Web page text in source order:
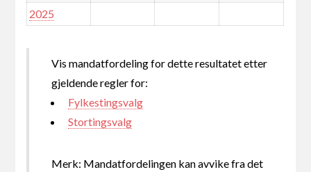
2025
Vis mandatfordeling for dette resultatet etter
gjeldende regler for:
Fylkestingsvalg
Stortingsvalg
Merk: Mandatfordelingen kan avvike fra det